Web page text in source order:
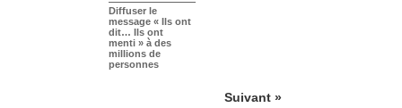
Diffuser le
message « Ils ont
dit… Ils ont
menti » à des
millions de
personnes
Suivant »